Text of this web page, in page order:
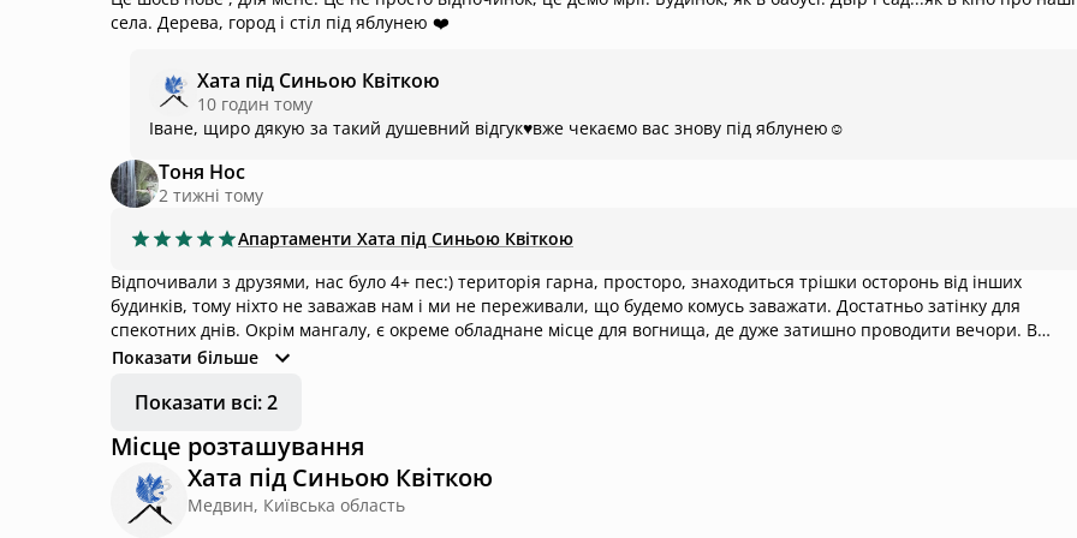
села. Дерева, город і стіл під яблунею ❤️
Хата під Синьою Квіткою
10 годин тому
Іване, щиро дякую за такий душевний відгук♥️вже чекаємо вас знову під яблунею☺️
Тоня Нос
2 тижні тому
Апартаменти Хата під Синьою Квіткою
Відпочивали з друзями, нас було 4+ пес:) територія гарна, просторо, знаходиться трішки осторонь від інших
будинків, тому ніхто не заважав нам і ми не переживали, що будемо комусь заважати. Достатньо затінку для
спекотних днів. Окрім мангалу, є окреме обладнане місце для вогнища, де дуже затишно проводити вечори. В
будинку всього достатньо для приготування їжі. Холодильник невеликий, нам вистачило для продуктів на 3 дні,
Кімнати не захаращені декором, і дуже зручні матраци :) дорога до місця хороша, є ділянки де треба обережно,
Показати більше
Показати всі: 2
Місце розташування
Хата під Синьою Квіткою
Медвин, Київська область